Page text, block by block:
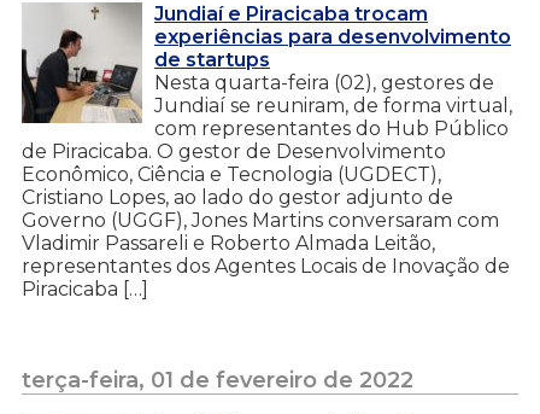
Jundiaí e Piracicaba trocam
experiências para desenvolvimento
de startups
Nesta quarta-feira (02), gestores de
Jundiaí se reuniram, de forma virtual,
com representantes do Hub Público
de Piracicaba. O gestor de Desenvolvimento
Econômico, Ciência e Tecnologia (UGDECT),
Cristiano Lopes, ao lado do gestor adjunto de
Governo (UGGF), Jones Martins conversaram com
Vladimir Passareli e Roberto Almada Leitão,
representantes dos Agentes Locais de Inovação de
Piracicaba […]
terça-feira, 01 de fevereiro de 2022